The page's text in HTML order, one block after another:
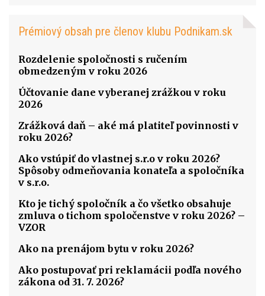
Prémiový obsah pre členov klubu Podnikam.sk
Rozdelenie spoločnosti s ručením
obmedzeným v roku 2026
Účtovanie dane vyberanej zrážkou v roku
2026
Zrážková daň – aké má platiteľ povinnosti v
roku 2026?
Ako vstúpiť do vlastnej s.r.o v roku 2026?
Spôsoby odmeňovania konateľa a spoločníka
v s.r.o.
Kto je tichý spoločník a čo všetko obsahuje
zmluva o tichom spoločenstve v roku 2026? –
VZOR
Ako na prenájom bytu v roku 2026?
Ako postupovať pri reklamácii podľa nového
zákona od 31. 7. 2026?